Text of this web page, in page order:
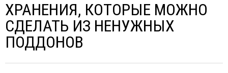
ХРАНЕНИЯ, КОТОРЫЕ МОЖНО
СДЕЛАТЬ ИЗ НЕНУЖНЫХ
ПОДДОНОВ